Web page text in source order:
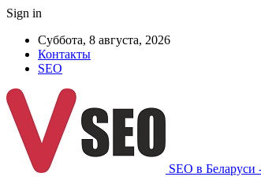
Sign in
Суббота, 8 августа, 2026
Контакты
SEO
SEO в Беларуси